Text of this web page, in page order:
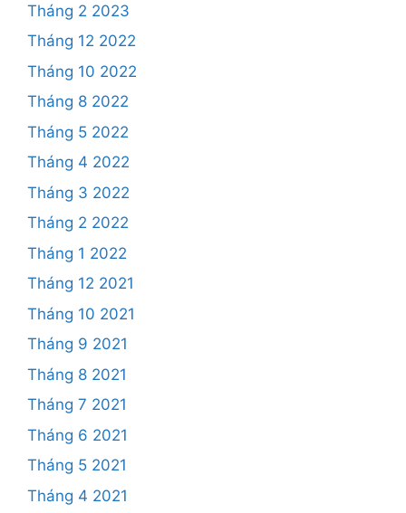
Tháng 2 2023
Tháng 12 2022
Tháng 10 2022
Tháng 8 2022
Tháng 5 2022
Tháng 4 2022
Tháng 3 2022
Tháng 2 2022
Tháng 1 2022
Tháng 12 2021
Tháng 10 2021
Tháng 9 2021
Tháng 8 2021
Tháng 7 2021
Tháng 6 2021
Tháng 5 2021
Tháng 4 2021